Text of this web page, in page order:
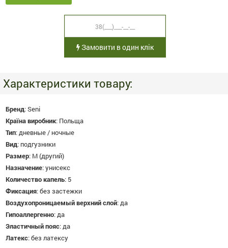
Замовити в один клік
Характеристики товару:
Бренд:Seni
Країна виробник: Польща
Тип:дневные / ночные
Вид: подгузники
Размер: M (другий)
Назначение:унисекс
Количество капель: 5
Фиксация:без застежки
Воздухопроницаемый верхний слой:да
Гипоаллергенно:да
Эластичный пояс:да
Латекс:без латексу